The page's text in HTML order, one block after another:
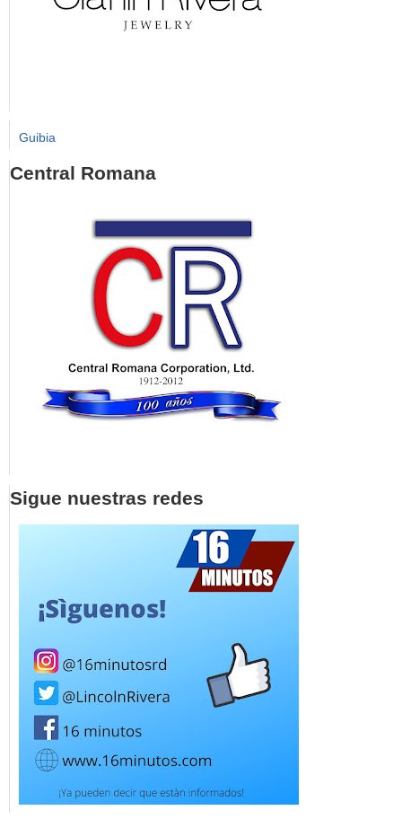
Guibia
Central Romana
Sigue nuestras redes